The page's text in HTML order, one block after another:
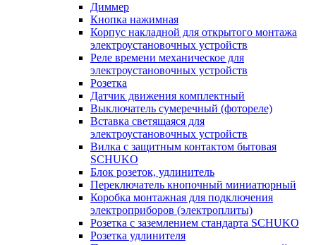
Диммер
Кнопка нажимная
Корпус накладной для открытого монтажа
электроустановочных устройств
Реле времени механическое для
электроустановочных устройств
Розетка
Датчик движения комплектный
Выключатель сумеречный (фотореле)
Вставка светящаяся для
электроустановочных устройств
Вилка с защитным контактом бытовая
SCHUKO
Блок розеток, удлинитель
Переключатель кнопочный миниатюрный
Коробка монтажная для подключения
электроприборов (электроплиты)
Розетка с заземлением стандарта SCHUKO
Розетка удлинителя